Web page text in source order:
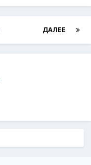
ДАЛЕЕ